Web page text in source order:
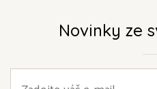
Novinky ze